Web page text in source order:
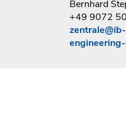
Bernhard
+49 9072